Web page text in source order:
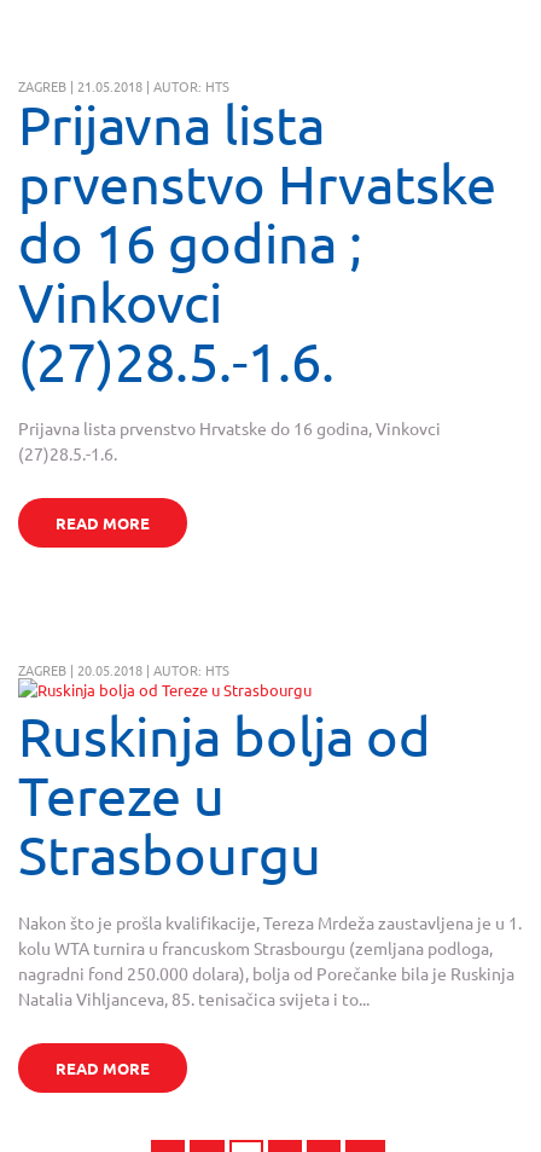
ZAGREB | 21.05.2018 | AUTOR: HTS
Prijavna lista
prvenstvo Hrvatske
do 16 godina ;
Vinkovci
(27)28.5.-1.6.
Prijavna lista prvenstvo Hrvatske do 16 godina, Vinkovci
(27)28.5.-1.6.
READ MORE
ZAGREB | 20.05.2018 | AUTOR: HTS
Ruskinja bolja od
Tereze u
Strasbourgu
Nakon što je prošla kvalifikacije, Tereza Mrdeža zaustavljena je u 1.
kolu WTA turnira u francuskom Strasbourgu (zemljana podloga,
nagradni fond 250.000 dolara), bolja od Porečanke bila je Ruskinja
Natalia Vihljanceva, 85. tenisačica svijeta i to...
READ MORE